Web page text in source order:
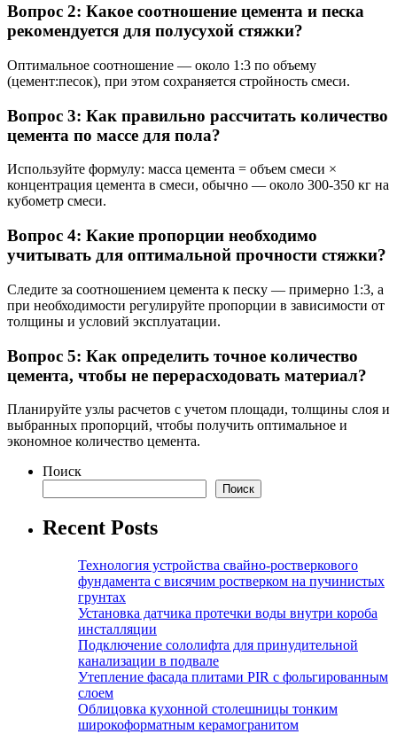
Вопрос 2: Какое соотношение цемента и песка
рекомендуется для полусухой стяжки?
Оптимальное соотношение — около 1:3 по объему
(цемент:песок), при этом сохраняется стройность смеси.
Вопрос 3: Как правильно рассчитать количество
цемента по массе для пола?
Используйте формулу: масса цемента = объем смеси ×
концентрация цемента в смеси, обычно — около 300-350 кг на
кубометр смеси.
Вопрос 4: Какие пропорции необходимо
учитывать для оптимальной прочности стяжки?
Следите за соотношением цемента к песку — примерно 1:3, а
при необходимости регулируйте пропорции в зависимости от
толщины и условий эксплуатации.
Вопрос 5: Как определить точное количество
цемента, чтобы не перерасходовать материал?
Планируйте узлы расчетов с учетом площади, толщины слоя и
выбранных пропорций, чтобы получить оптимальное и
экономное количество цемента.
Поиск
Поиск
Recent Posts
Технология устройства свайно-ростверкового
фундамента с висячим ростверком на пучинистых
грунтах
Установка датчика протечки воды внутри короба
инсталляции
Подключение сололифта для принудительной
канализации в подвале
Утепление фасада плитами PIR с фольгированным
слоем
Облицовка кухонной столешницы тонким
широкоформатным керамогранитом